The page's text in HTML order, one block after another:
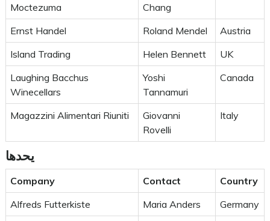
Moctezuma
Chang
Ernst Handel Roland Mendel
Austria
Island Trading
Helen Bennett
UK
Laughing Bacchus
Winecellars
Yoshi
Tannamuri
Canada
Magazzini Alimentari Riuniti
Giovanni
Rovelli
Italy
يحدها
Company Contact
Country
Alfreds Futterkiste
Maria Anders Germany